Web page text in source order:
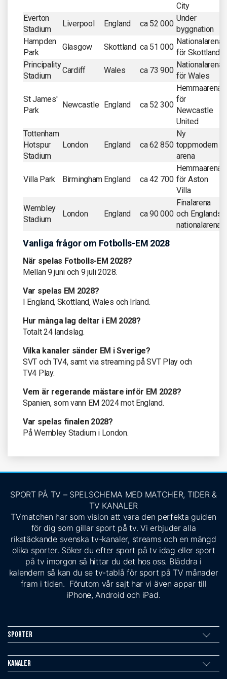
City
Everton
Stadium
Liverpool England ca 52 000
Under
byggnation
Hampden
Park
Glasgow Skottland ca 51 000
Nationalarena
för Skottland
Principality
Stadium
Cardiff Wales ca 73 900
Nationalarena
för Wales
St James'
Park
Newcastle England ca 52 300
Hemmaarena
för
Newcastle
United
Tottenham
Hotspur
Stadium
London England ca 62 850
Ny
toppmodern
arena
Villa Park Birmingham England ca 42 700
Hemmaarena
för Aston
Villa
Wembley
Stadium
London England ca 90 000
Finalarena
och Englands
nationalarena
Vanliga frågor om Fotbolls-EM 2028
När spelas Fotbolls-EM 2028?
Mellan 9 juni och 9 juli 2028.
Var spelas EM 2028?
I England, Skottland, Wales och Irland.
Hur många lag deltar i EM 2028?
Totalt 24 landslag.
Vilka kanaler sänder EM i Sverige?
SVT och TV4, samt via streaming på SVT Play och
TV4 Play.
Vem är regerande mästare inför EM 2028?
Spanien, som vann EM 2024 mot England.
Var spelas finalen 2028?
På Wembley Stadium i London.
SPORT PÅ TV – SPELSCHEMA MED MATCHER, TIDER &
TV KANALER
TVmatchen har som vision att vara den perfekta guiden
för dig som gillar sport på tv. Vi erbjuder alla
rikstäckande svenska tv-kanaler, streams och en mängd
olika sporter. Söker du efter sport på tv idag eller sport
på tv imorgon så hittar du det hos oss. Bläddra i
kalendern så kan du se tv-tablå för sport på TV månader
fram i tiden. Förutom vår sajt har vi även appar till
iPhone, Android och iPad.
Sporter
Kanaler